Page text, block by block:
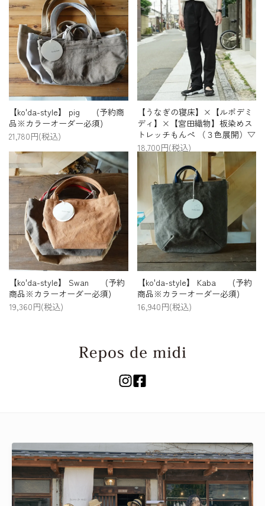
【ko'da-style】 pig (予約商
品※カラーオーダー必須)
21,780円(税込)
【うなぎの寝床】×【ルポデミ
ディ】×【宮田織物】板染めス
トレッチもんぺ （３色展開）▽
18,700円(税込)
【ko'da-style】 Swan (予約
商品※カラーオーダー必須)
19,360円(税込)
【ko'da-style】 Kaba (予約
商品※カラーオーダー必須)
16,940円(税込)